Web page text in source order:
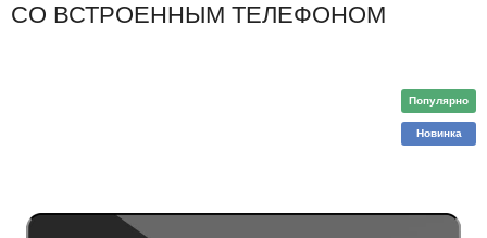
СО ВСТРОЕННЫМ ТЕЛЕФОНОМ
Популярно
Новинка